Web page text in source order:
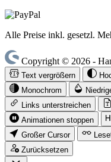
Alle Preise inkl. gesetzl.
Copyright © 2026 -
Text vergrößern
Monochrom
Links unterstreichen
Animationen stoppen
Großer Cursor
Zurücksetzen